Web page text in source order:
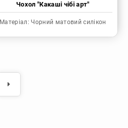
Чохол "Какаші чібі арт"
Матеріал: Чорний матовий силікон